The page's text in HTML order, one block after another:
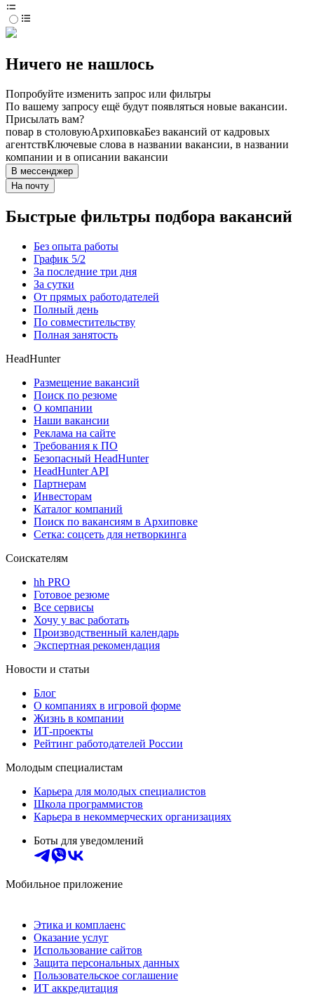
Ничего не нашлось
Попробуйте изменить запрос или фильтры
По вашему запросу ещё будут появляться новые вакансии.
Присылать вам?
повар в столовуюАрхиповкаБез вакансий от кадровых
агентствКлючевые слова в названии вакансии, в названии
компании и в описании вакансии
В мессенджер
На почту
Быстрые фильтры подбора вакансий
Без опыта работы
График 5/2
За последние три дня
За сутки
От прямых работодателей
Полный день
По совместительству
Полная занятость
HeadHunter
Размещение вакансий
Поиск по резюме
О компании
Наши вакансии
Реклама на сайте
Требования к ПО
Безопасный HeadHunter
HeadHunter API
Партнерам
Инвесторам
Каталог компаний
Поиск по вакансиям в Архиповке
Сетка: соцсеть для нетворкинга
Соискателям
hh PRO
Готовое резюме
Все сервисы
Хочу у вас работать
Производственный календарь
Экспертная рекомендация
Новости и статьи
Блог
О компаниях в игровой форме
Жизнь в компании
ИТ-проекты
Рейтинг работодателей России
Молодым специалистам
Карьера для молодых специалистов
Школа программистов
Карьера в некоммерческих организациях
Боты для уведомлений
Мобильное приложение
Этика и комплаенс
Оказание услуг
Использование сайтов
Защита персональных данных
Пользовательское соглашение
ИТ аккредитация